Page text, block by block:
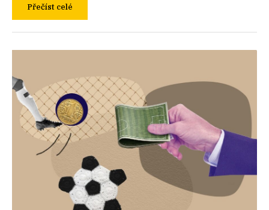
Přečíst celé